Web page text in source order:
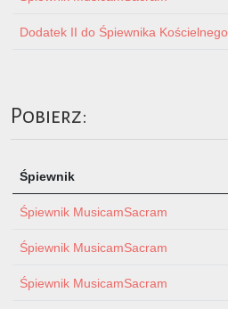
Dodatek II do Śpiewnika Kościelnego
Pobierz:
Śpiewnik
Śpiewnik MusicamSacram
Śpiewnik MusicamSacram
Śpiewnik MusicamSacram